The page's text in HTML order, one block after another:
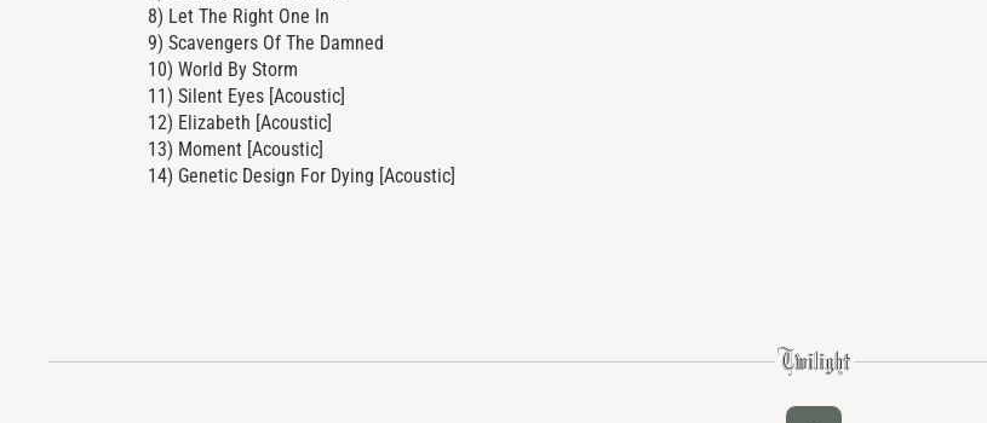
8) Let The Right One In
9) Scavengers Of The Damned
10) World By Storm
11) Silent Eyes [Acoustic]
12) Elizabeth [Acoustic]
13) Moment [Acoustic]
14) Genetic Design For Dying [Acoustic]